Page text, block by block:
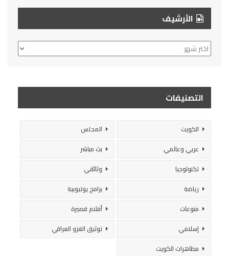
الأرشيف
الأرشيف
التصنيفات
الكويت
المجلس
عربي وعالمي
بث مباشر
تكنولوجيا
وثائقي
رياضة
برامج يوتيوبية
منوعات
أفلام قصيرة
إسلامي
توثيق الغزو العراقي
مظاهرات الكويت